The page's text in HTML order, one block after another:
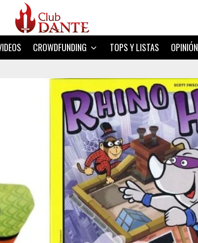
CROWDFUNDING TOPS Y LISTAS OPINIÓN